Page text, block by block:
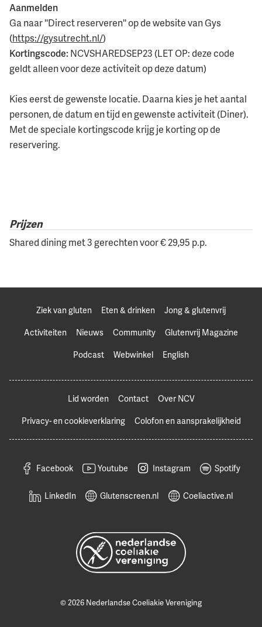
Aanmelden
Ga naar ''Direct reserveren'' op de website van Gys
(https://gysutrecht.nl/)
Kortingscode: NCVSHAREDSEP23 (LET OP: deze code
geldt alleen voor deze activiteit op deze datum)
Kies eerst de gewenste locatie. Daarna kies je het aantal
personen, de datum en tijd en gewenste activiteit (Diner).
Met de speciale kortingscode krijg je korting op de
reservering.
Prijzen
Shared dining met 3 gerechten voor € 29,95 p.p.
Ziek van gluten Eten & drinken
Jong & glutenvrij
Activiteiten
Nieuws Community
Glutenvrij Magazine
Podcast
Webwinkel English
Lid worden Contact
Over NCV
Privacy- en cookieverklaring
Colofon en aansprakelijkheid
Facebook Youtube Instagram Spotify
LinkedIn Glutenscreen.nl Coeliactive.nl
© 2026 Nederlandse Coeliakie Vereniging